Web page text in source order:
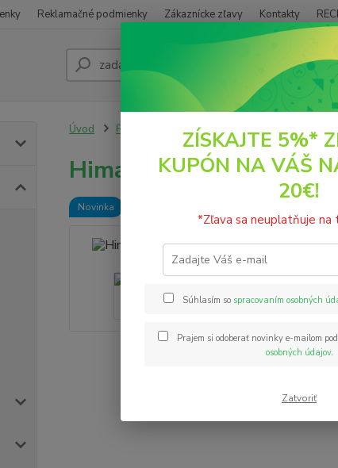
Reklamačné podmienky Zákaznícke zľavy Kontakty
Úvod POTRAVINY Soli Himalájska jedlá soľ
Himalájska jedlá soľ
Novinka
ZÍSKAJTE 5%*
KUPÓN NA VÁŠ
20€!
*Zľava sa neuplatňuje na
Súhlasím so spracovaním osobných
Prajem si odoberať novinky e-mailom
osobných údajov.
Zatvoriť